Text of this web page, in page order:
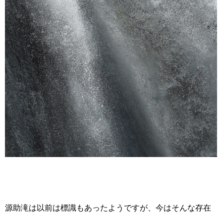
源助滝は以前は標識もあったようですが、今はそんな存在